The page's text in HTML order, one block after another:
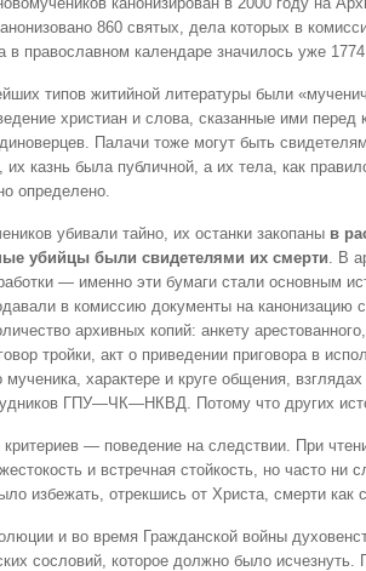
860 святых, дела которых в
в православном календаре значилось уже
типов житийной литературы были
христиан и слова, сказанные ими
Палачи тоже могут быть
их казнь была публичной, а их тела, как
определено.
убивали тайно, их останки закопаны в
убийцы были свидетелями их смерти. В
— именно эти бумаги стали основным
в комиссию документы на канонизацию
архивных копий: анкету
тройки, акт о приведении приговора в
мученика, характере и круге общения,
ГПУ—ЧК—НКВД. Потому что других
— поведение на следствии. При
и встречная стойкость, но часто
избежать, отрекшись от Христа, смерти
и во время Гражданской войны
сословий, которое должно было